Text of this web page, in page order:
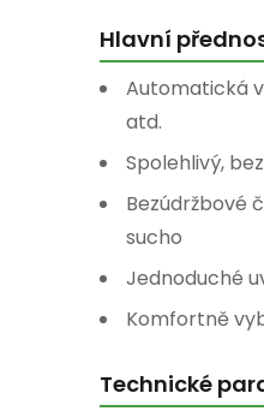
Hlavní
Automatická
atd.
Spolehlivý,
Bezúdržbové
sucho
Jednoduché
Komfortně
Technické